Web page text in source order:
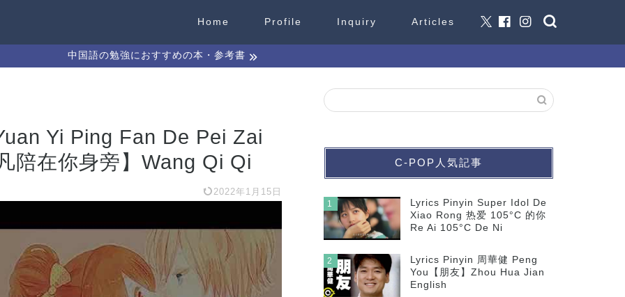
Home Profile Inquiry Articles
中国語の勉強におすすめの本・参考書
Yi Ping Fan De Pei Zai
陪在你身旁】Wang Qi Qi
2022年1月15日
C-POP人気記事
1
Lyrics Pinyin Super Idol De
Xiao Rong 热爱 105°C 的你
Re Ai 105°C De Ni
2
Lyrics Pinyin 周華健 Peng
You【朋友】Zhou Hua Jian
English